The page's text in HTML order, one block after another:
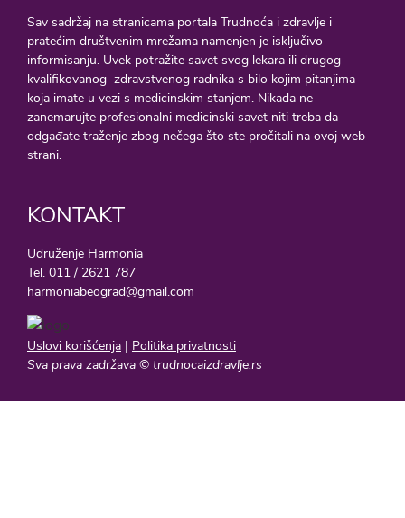
Sav sadržaj na stranicama portala Trudnoća i zdravlje i
pratećim društvenim mrežama namenjen je isključivo
informisanju. Uvek potražite savet svog lekara ili drugog
kvalifikovanog zdravstvenog radnika s bilo kojim pitanjima
koja imate u vezi s medicinskim stanjem. Nikada ne
zanemarujte profesionalni medicinski savet niti treba da
odgađate traženje zbog nečega što ste pročitali na ovoj web
strani.
KONTAKT
Udruženje Harmonia
Tel. 011 / 2621 787
harmoniabeograd@gmail.com
Uslovi korišćenja | Politika privatnosti
Sva prava zadržava © trudnocaizdravlje.rs